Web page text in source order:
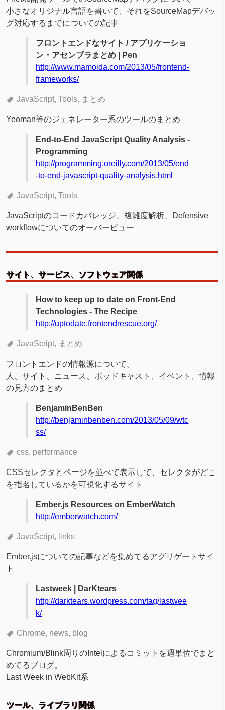
小さなオリジナル言語を書いて、それをSourceMapデバッ
グ対応するまでについての記事
フロントエンドなサイト / アプリケーショ
ン・アセンブラまとめ | Pen
http://www.mamoida.com/2013/05/frontend-
frameworks/
JavaScript Tools まとめ
Yeoman等のジェネレーター系のツールのまとめ
End-to-End JavaScript Quality Analysis -
Programming
http://programming.oreilly.com/2013/05/end
-to-end-javascript-quality-analysis.html
JavaScript Tools
JavaScriptのコードカバレッジ、複雑度解析、Defensive
workflowについてのオーバービュー
サイト、サービス、ソフトウェア関係
How to keep up to date on Front-End
Technologies - The Recipe
http://uptodate.frontendrescue.org/
JavaScript まとめ
フロントエンドの情報源について。
人、サイト、ニュース、ポッドキャスト、イベント、情報
の見方のまとめ
BenjaminBenBen
http://benjaminbenben.com/2013/05/09/wtc
ss/
css performance
CSSセレクタとページを並べて表示して、セレクタがどこ
を指名しているかを可視化するサイト
Ember.js Resources on EmberWatch
http://emberwatch.com/
JavaScript links
Ember.jsについての記事などを集めてるアグリゲートサイ
ト
Lastweek | DarKtears
http://darktears.wordpress.com/tag/lastwee
k/
Chrome news blog
Chromium/Blink周りのIntelによるコミットを週単位でまと
めてるブログ。
Last Week in WebKit系
ツール、ライブラリ関係